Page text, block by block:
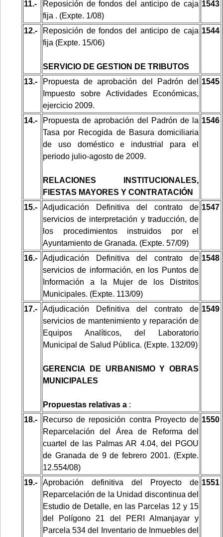
11.-
Reposición de fondos del anticipo de caja
fija . (Expte. 1/08)
1543
12.-
Reposición de fondos del anticipo de caja
fija (Expte. 15/06)
SERVICIO DE GESTION DE TRIBUTOS
1544
13.-
Propuesta de aprobación del Padrón del
Impuesto sobre Actividades Económicas,
ejercicio 2009.
1545
14.-
Propuesta de aprobación del Padrón de la
Tasa por Recogida de Basura domiciliaria
de uso doméstico e industrial para el
periodo julio-agosto de 2009.
RELACIONES INSTITUCIONALES,
FIESTAS MAYORES Y CONTRATACIÓN
1546
15.-
Adjudicación Definitiva del contrato de
servicios de interpretación y traducción, de
los procedimientos instruidos por el
Ayuntamiento de Granada. (Expte. 57/09)
1547
16.-
Adjudicación Definitiva del contrato de
servicios de información, en los Puntos de
Información a la Mujer de los Distritos
Municipales. (Expte. 113/09)
1548
17.-
Adjudicación Definitiva del contrato de
servicios de mantenimiento y reparación de
Equipos Analíticos, del Laboratorio
Municipal de Salud Pública. (Expte. 132/09)
GERENCIA DE URBANISMO Y OBRAS
MUNICIPALES
Propuestas relativas a :
1549
18.-
Recurso de reposición contra Proyecto de
Reparcelación del Área de Reforma del
cuartel de las Palmas AR 4.04, del PGOU
de Granada de 9 de febrero 2001. (Expte.
12.554/08)
1550
19.-
Aprobación definitiva del Proyecto de
Reparcelación de la Unidad discontinua del
Estudio de Detalle, en las Parcelas 12 y 15
del Polígono 21 del PERI Almanjayar y
Parcela 534 del Inventario de Inmuebles del
1551